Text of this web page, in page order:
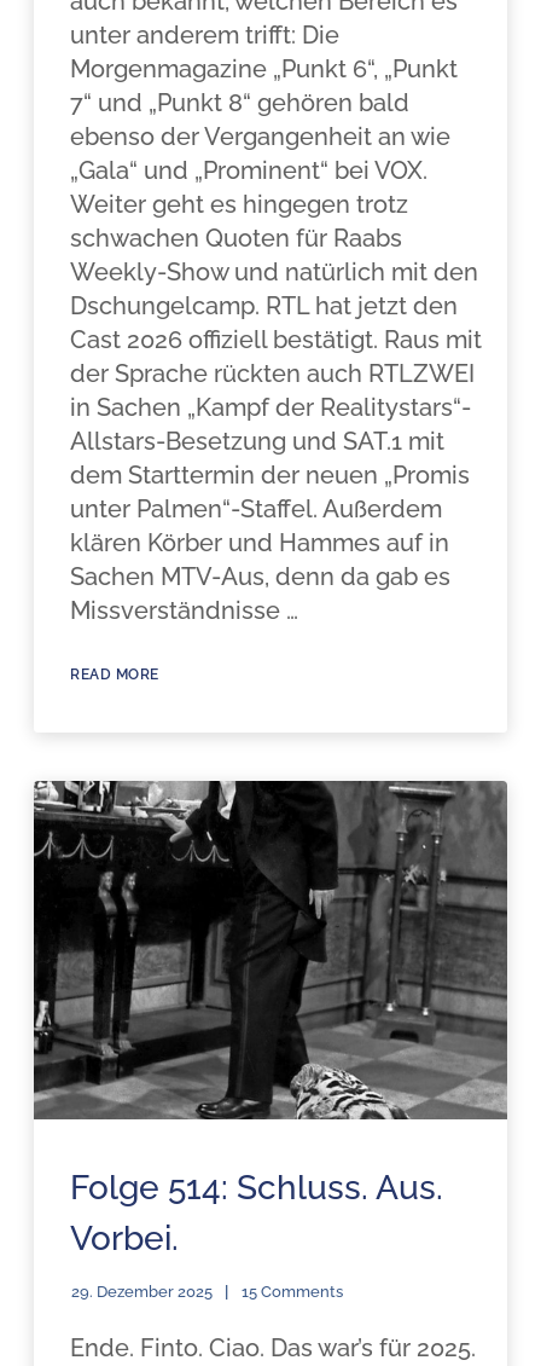
unter anderem trifft: Die
Morgenmagazine „Punkt 6“, „Punkt
7“ und „Punkt 8“ gehören bald
ebenso der Vergangenheit an wie
„Gala“ und „Prominent“ bei VOX.
Weiter geht es hingegen trotz
schwachen Quoten für Raabs
Weekly-Show und natürlich mit den
Dschungelcamp. RTL hat jetzt den
Cast 2026 offiziell bestätigt. Raus mit
der Sprache rückten auch RTLZWEI
in Sachen „Kampf der Realitystars“-
Allstars-Besetzung und SAT.1 mit
dem Starttermin der neuen „Promis
unter Palmen“-Staffel. Außerdem
klären Körber und Hammes auf in
Sachen MTV-Aus, denn da gab es
Missverständnisse …
READ MORE
Folge 514: Schluss. Aus.
Vorbei.
29. Dezember 2025 15 Comments
Ende. Finto. Ciao. Das war’s für 2025.